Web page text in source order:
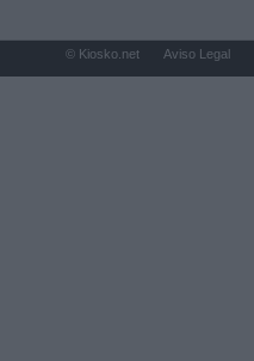
© Kiosko.net Aviso Legal